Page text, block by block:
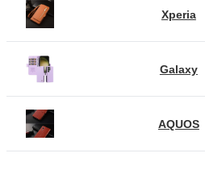
Xperia
Galaxy
AQUOS